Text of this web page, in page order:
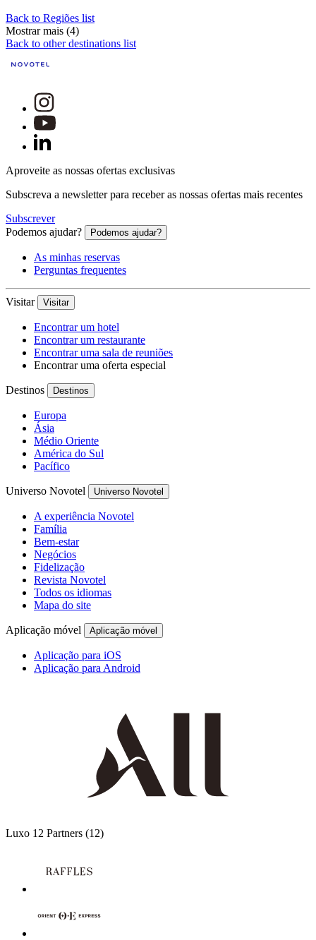
Back to Regiões list
Mostrar mais (4)
Back to other destinations list
Aproveite as nossas ofertas exclusivas
Subscreva a newsletter para receber as nossas ofertas mais recentes
Subscrever
Podemos ajudar?
Podemos ajudar?
As minhas reservas
Perguntas frequentes
Visitar Visitar
Encontrar um hotel
Encontrar um restaurante
Encontrar uma sala de reuniões
Encontrar uma oferta especial
Destinos Destinos
Europa
Ásia
Médio Oriente
América do Sul
Pacífico
Universo Novotel Universo Novotel
A experiência Novotel
Família
Bem-estar
Negócios
Fidelização
Revista Novotel
Todos os idiomas
Mapa do site
Aplicação móvel Aplicação móvel
Aplicação para iOS
Aplicação para Android
Luxo 12 Partners (12)